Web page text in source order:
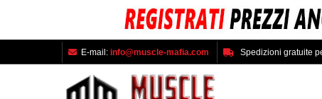
E-mail: info@muscle-mafia.com Spedizioni gratuite